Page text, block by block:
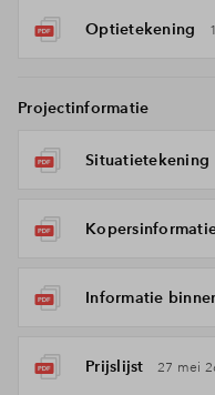
Optietekening
Projectinformatie
Situatietekening
Informatie
Prijslijst 27 mei